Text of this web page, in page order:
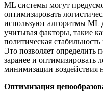
ML системы могут
оптимизировать
используют алгоритмы ML
учитывая факторы, такие
политическая
Это позволяет определить
заранее и оптимизировать
минимизации воздействия
Оптимизация